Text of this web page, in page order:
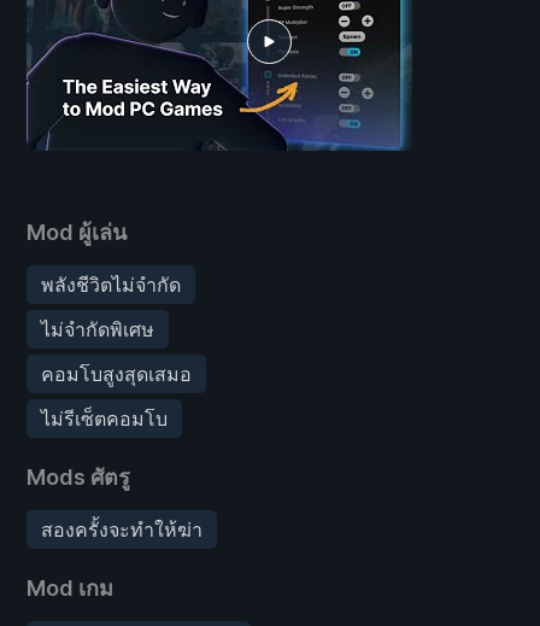
Mod ผู้เล่น
พลังชีวิตไม่จำกัด
ไม่จำกัดพิเศษ
คอมโบสูงสุดเสมอ
ไม่รีเซ็ตคอมโบ
Mods ศัตรู
สองครั้งจะทำให้ฆ่า
Mod เกม